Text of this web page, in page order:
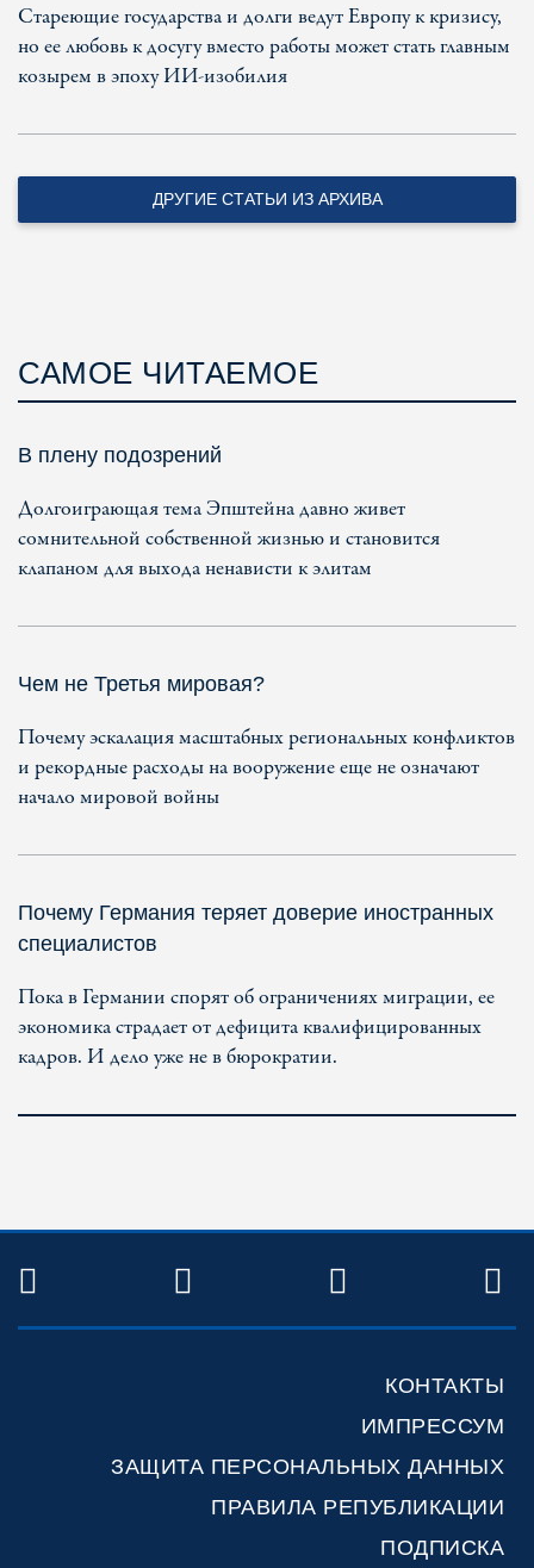
Стареющие государства и долги ведут Европу к кризису,
но ее любовь к досугу вместо работы может стать главным
козырем в эпоху ИИ-изобилия
ДРУГИЕ СТАТЬИ ИЗ АРХИВА
САМОЕ ЧИТАЕМОЕ
В плену подозрений
Долгоиграющая тема Эпштейна давно живет
сомнительной собственной жизнью и становится
клапаном для выхода ненависти к элитам
Чем не Третья мировая?
Почему эскалация масштабных региональных конфликтов
и рекордные расходы на вооружение еще не означают
начало мировой войны
Почему Германия теряет доверие иностранных
специалистов
Пока в Германии спорят об ограничениях миграции, ее
экономика страдает от дефицита квалифицированных
кадров. И дело уже не в бюрократии.
TWITTER FACEBOOKYOUTUBE
КОНТАКТЫ
ИМПРЕССУМ
ЗАЩИТА ПЕРСОНАЛЬНЫХ ДАННЫХ
ПРАВИЛА РЕПУБЛИКАЦИИ
ПОДПИСКА